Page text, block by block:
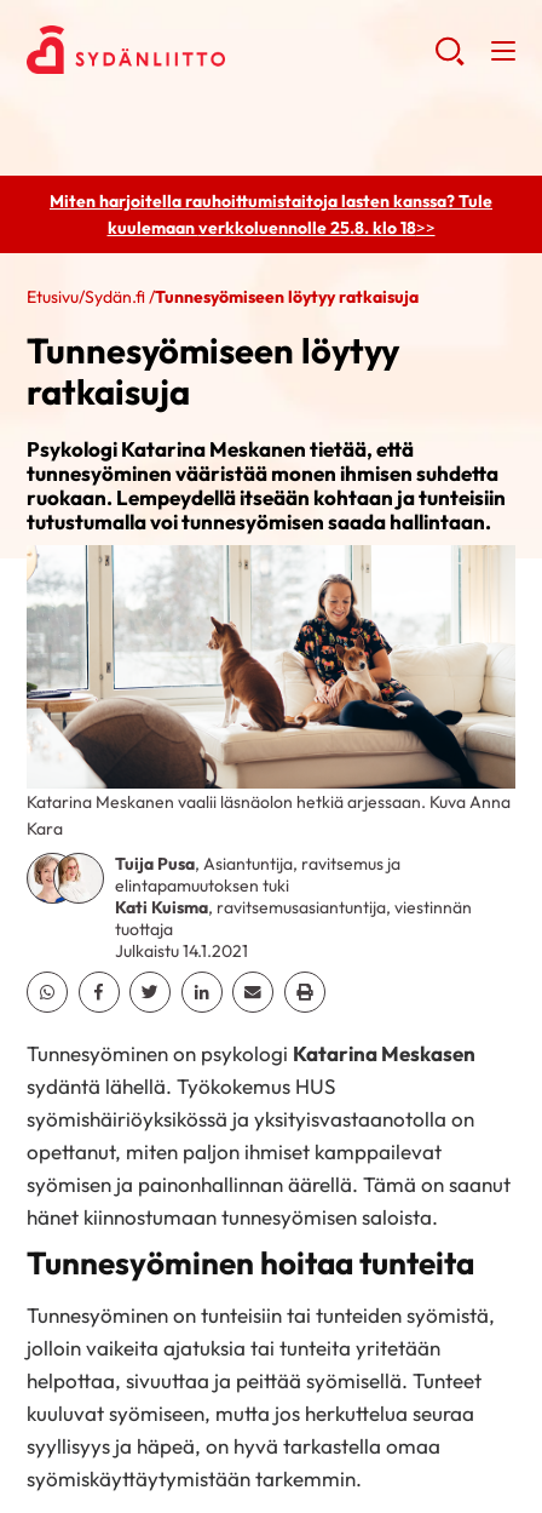
Miten harjoitella rauhoittumistaitoja lasten kanssa? Tule
kuulemaanverkkoluennolle 25.8. klo 18>>
Etusivu/Sydän.fi/Tunnesyömiseen löytyy ratkaisuja
Tunnesyömiseen löytyy
ratkaisuja
Psykologi Katarina Meskanen tietää, että
tunnesyöminen vääristää monen ihmisen suhdetta
ruokaan. Lempeydellä itseään kohtaan ja tunteisiin
tutustumalla voi tunnesyömisen saada hallintaan.
Tuija Pusa, Asiantuntija, ravitsemus ja
elintapamuutoksen tuki
Kati Kuisma, ravitsemusasiantuntija, viestinnän
tuottaja
Julkaistu 14.1.2021
Jaa Whatsapp
Jaa Facebook
Jaa TwitterJaa Linkedin
Jaa EmailJaa Print
Katarina Meskanen vaalii läsnäolon hetkiä arjessaan. Kuva Anna
Kara
Tunnesyöminen on psykologi Katarina Meskasen
sydäntä lähellä. Työkokemus HUS
syömishäiriöyksikössä ja yksityisvastaanotolla on
opettanut, miten paljon ihmiset kamppailevat
syömisen ja painonhallinnan äärellä. Tämä on saanut
hänet kiinnostumaan tunnesyömisen saloista.
Tunnesyöminen hoitaa tunteita
Tunnesyöminen on tunteisiin tai tunteiden syömistä,
jolloin vaikeita ajatuksia tai tunteita yritetään
helpottaa, sivuuttaa ja peittää syömisellä. Tunteet
kuuluvat syömiseen, mutta jos herkuttelua seuraa
syyllisyys ja häpeä, on hyvä tarkastella omaa
syömiskäyttäytymistään tarkemmin.